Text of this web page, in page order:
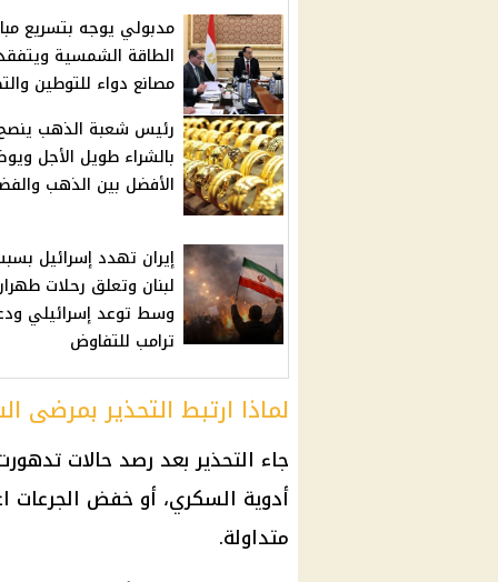
مدبولي يوجه بتسريع
الطاقة الشمسية
مصانع دواء للتوطين
رئيس شعبة الذهب
بالشراء طويل الأجل
الأفضل بين الذهب
إيران تهدد إسرائيل
لبنان وتعلق رحلات
وسط توعد إسرائيلي
ترامب للتفاوض
لماذا ارتبط التحذير بمرضى
جاء التحذير بعد رصد حالات
أدوية السكري، أو خفض الجرعات
متداولة.